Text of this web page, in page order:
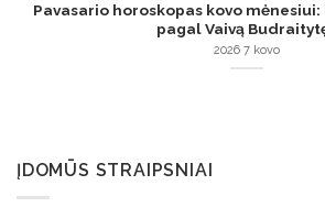
Pavasario horoskopas kovo mėnesiui:
pagal Vaivą
2026 7 kovo
ĮDOMŪS STRAIPSNIAI